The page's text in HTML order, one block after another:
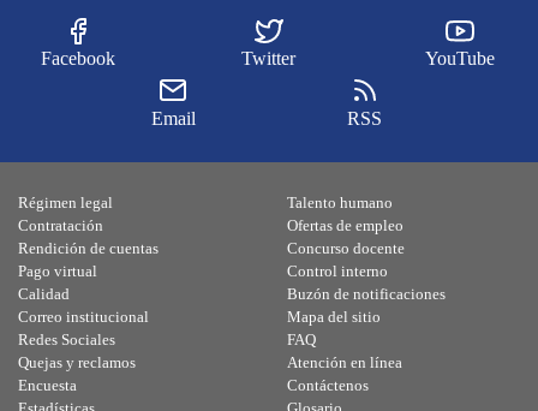
Facebook Twitter YouTube
Email RSS
Régimen legal
Contratación
Rendición de cuentas
Pago virtual
Calidad
Talento humano
Ofertas de empleo
Concurso docente
Control interno
Buzón de notificaciones
Correo institucional
Redes Sociales
Quejas y reclamos
Encuesta
Mapa del sitio
FAQ
Atención en línea
Contáctenos